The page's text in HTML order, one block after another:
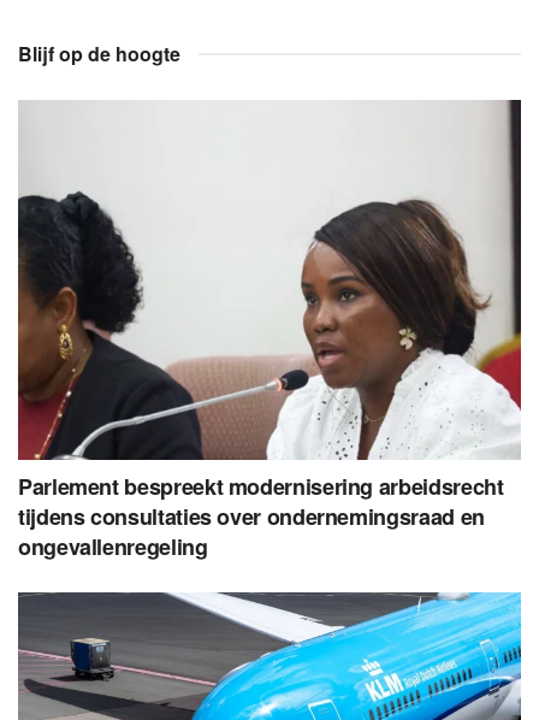
Blijf op de hoogte
Parlement bespreekt modernisering arbeidsrecht
tijdens consultaties over ondernemingsraad en
ongevallenregeling